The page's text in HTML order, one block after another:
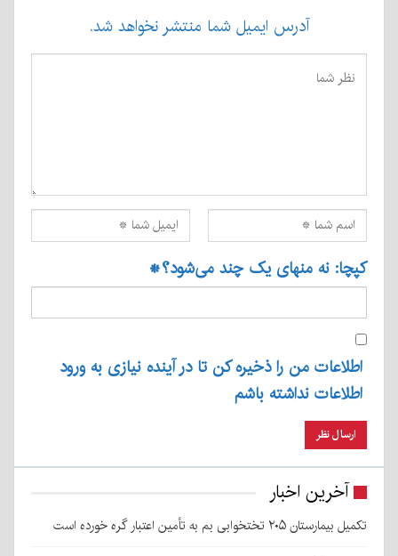
آدرس ایمیل شما منتشر نخواهد شد.
کپچا: نه منهای یک چند می‌شود؟*
اطلاعات من را ذخیره کن تا در آینده نیازی به ورود
اطلاعات نداشته باشم
آخرین اخبار
تکمیل بیمارستان ۲۰۵ تختخوابی بم به تأمین اعتبار گره خورده است